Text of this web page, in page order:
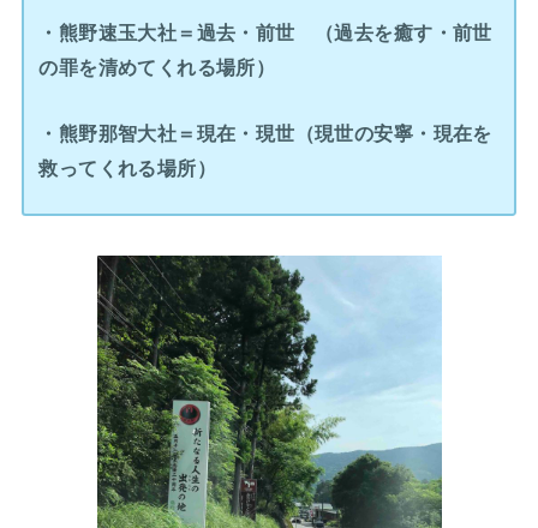
・熊野速玉大社＝過去・前世 （過去を癒す・前世
の罪を清めてくれる場所）
・熊野那智大社＝現在・現世（現世の安寧・現在を
救ってくれる場所）